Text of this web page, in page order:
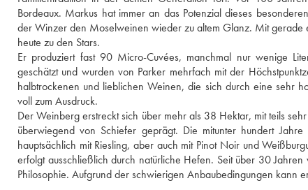
Bordeaux. Markus hat immer an das Potenzial dieses
der Winzer den Moselweinen wieder zu altem Glanz. Mit gerade
heute zu den Stars.
Er produziert fast 90 Micro-Cuvées, manchmal nur wenige
geschätzt und wurden von Parker mehrfach mit der
halbtrockenen und lieblichen Weinen, die sich durch eine sehr
voll zum Ausdruck.
Der Weinberg erstreckt sich über mehr als 38 Hektar, mit teils
überwiegend von Schiefer geprägt. Die mitunter hundert
hauptsächlich mit Riesling, aber auch mit Pinot Noir und
erfolgt ausschließlich durch natürliche Hefen. Seit über 30
Philosophie. Aufgrund der schwierigen Anbaubedingungen kann